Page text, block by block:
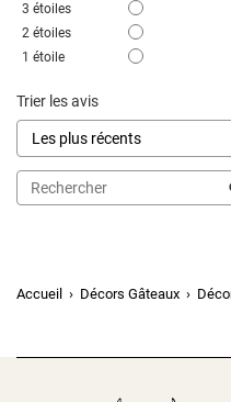
3 étoiles
2 étoiles
1 étoile
Trier les avis
Accueil Décors Gâteaux